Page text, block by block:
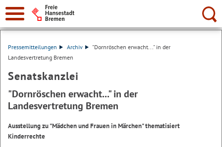
Suche:
Pressemitteilungen Archiv
"Dornröschen erwacht..." in der
Landesvertretung Bremen
Senatskanzlei
"Dornröschen erwacht..." in der
Landesvertretung Bremen
Ausstellung zu "Mädchen und Frauen in Märchen" thematisiert
Kinderrechte